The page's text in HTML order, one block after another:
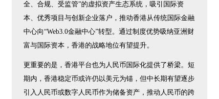
全、合规、受监管”的虚拟资产生态系统，吸引国际资
本、优秀项目与创新企业落户，推动香港从传统国际金融
中心向“Web3.0金融中心”转型。通过制度优势吸纳亚洲财
富与国际资本，香港的战略地位有望提升。
更重要的是，香港平台也为人民币国际化提供了桥梁。短
期内，香港稳定币或许仍以美元为锚，但中长期有望逐步
引入人民币或数字人民币作为储备资产，推动人民币的跨